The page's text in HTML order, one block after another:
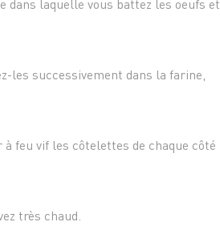
dans laquelle vous battez les oeufs et
les successivement dans la farine,
feu vif les côtelettes de chaque côté
très chaud.